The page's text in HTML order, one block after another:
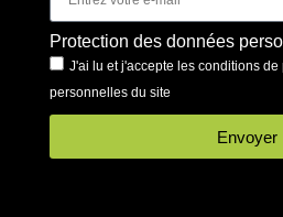
Protection des données
J'ai lu et j'accepte les conditions
personnelles du site
Envoyer